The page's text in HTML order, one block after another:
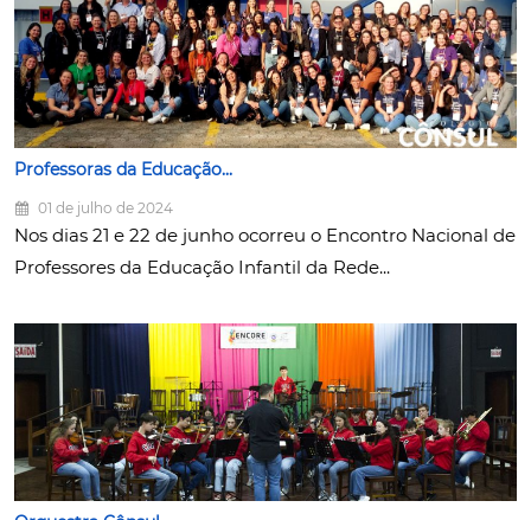
Professoras da Educação...
01 de julho de 2024
Nos dias 21 e 22 de junho ocorreu o Encontro Nacional de
Professores da Educação Infantil da Rede...